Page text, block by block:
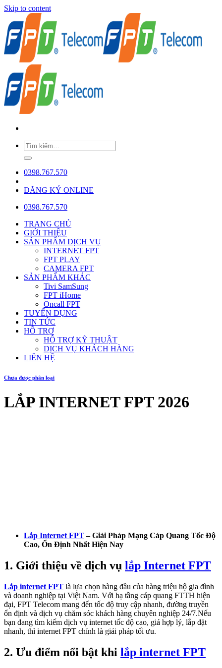
Skip to content
0398.767.570
ĐĂNG KÝ ONLINE
0398.767.570
TRANG CHỦ
GIỚI THIỆU
SẢN PHẨM DỊCH VỤ
INTERNET FPT
FPT PLAY
CAMERA FPT
SẢN PHẨM KHÁC
Tivi SamSung
FPT iHome
Oncall FPT
TUYỂN DỤNG
TIN TỨC
HỖ TRỢ
HỖ TRỢ KỸ THUẬT
DỊCH VỤ KHÁCH HÀNG
LIÊN HỆ
Chưa được phân loại
LẮP INTERNET FPT 2026
Lắp Internet FPT– Giải Pháp Mạng Cáp Quang Tốc Độ
Cao, Ổn Định Nhất Hiện Nay
1. Giới thiệu về dịch vụ lắp Internet FPT
Lắp internet FPT là lựa chọn hàng đầu của hàng triệu hộ gia đình
và doanh nghiệp tại Việt Nam. Với hạ tầng cáp quang FTTH hiện
đại, FPT Telecom mang đến tốc độ truy cập nhanh, đường truyền
ổn định và dịch vụ chăm sóc khách hàng chuyên nghiệp 24/7.Nếu
bạn đang tìm kiếm dịch vụ internet tốc độ cao, giá hợp lý, lắp đặt
nhanh, thì internet FPT chính là giải pháp tối ưu.
2. Ưu điểm nổi bật khi lắp internet FPT